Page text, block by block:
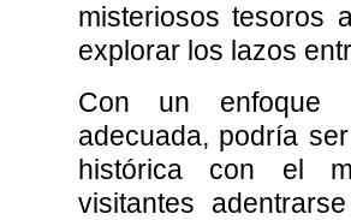
misteriosos tesoros
explorar los lazos
Con un enfoque
adecuada, podría
histórica con el
visitantes